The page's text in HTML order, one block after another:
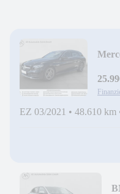
EZ 03/2021 • 48.610 km